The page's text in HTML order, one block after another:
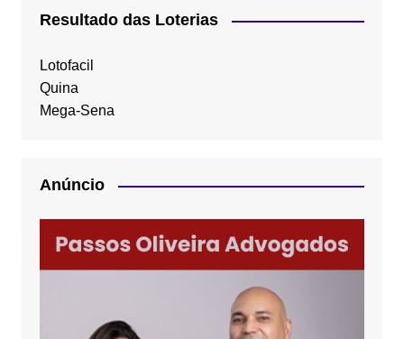
Resultado das Loterias
Lotofacil
Quina
Mega-Sena
Anúncio